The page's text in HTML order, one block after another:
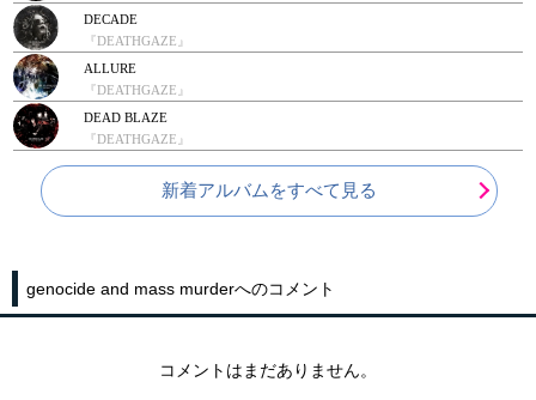
DECADE
『DEATHGAZE』
ALLURE
『DEATHGAZE』
DEAD BLAZE
『DEATHGAZE』
新着アルバムをすべて見る
genocide and mass murderへのコメント
コメントはまだありません。